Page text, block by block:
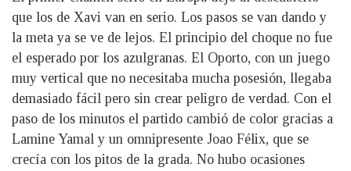
que los de Xavi van en serio. Los pasos se van dando y
la meta ya se ve de lejos. El principio del choque no fue
el esperado por los azulgranas. El Oporto, con un juego
muy vertical que no necesitaba mucha posesión, llegaba
demasiado fácil pero sin crear peligro de verdad. Con el
paso de los minutos el partido cambió de color gracias a
Lamine Yamal y un omnipresente Joao Félix, que se
crecía con los pitos de la grada. No hubo ocasiones